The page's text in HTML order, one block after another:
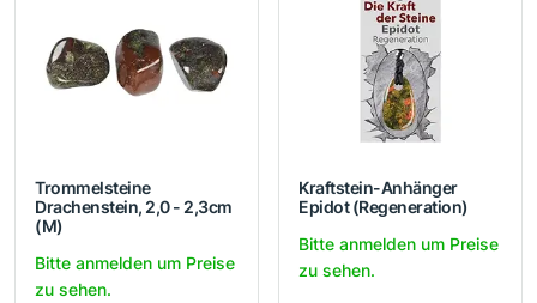
Trommelsteine
Drachenstein, 2,0 - 2,3cm
(M)
Bitte anmelden um Preise
zu sehen.
Kraftstein-Anhänger
Epidot (Regeneration)
Bitte anmelden um Preise
zu sehen.